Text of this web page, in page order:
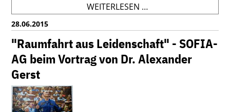
WEITERLESEN …BIG
CHALLENGE
2015
28.06.2015
"Raumfahrt aus Leidenschaft" - SOFIA-
AG beim Vortrag von Dr. Alexander
Gerst